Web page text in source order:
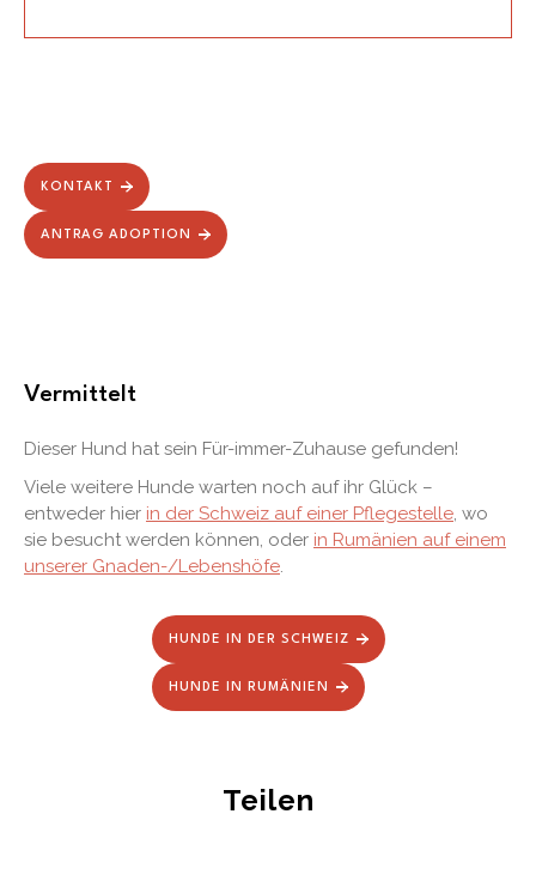
KONTAKT
ANTRAG ADOPTION
Vermittelt
Dieser Hund hat sein Für-immer-Zuhause gefunden!
Viele weitere Hunde warten noch auf ihr Glück –
entweder hier in der Schweiz auf einer Pflegestelle, wo
sie besucht werden können, oder in Rumänien auf einem
unserer Gnaden-/Lebenshöfe.
HUNDE IN DER SCHWEIZ
HUNDE IN RUMÄNIEN
Teilen